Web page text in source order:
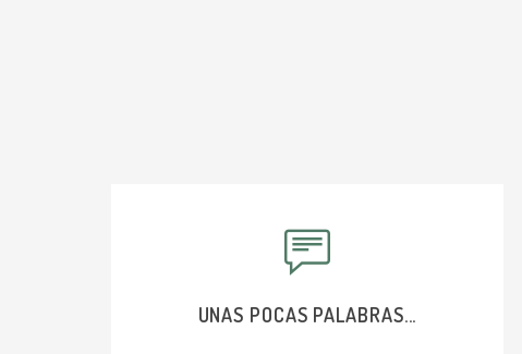
UNAS POCAS PALABRAS...